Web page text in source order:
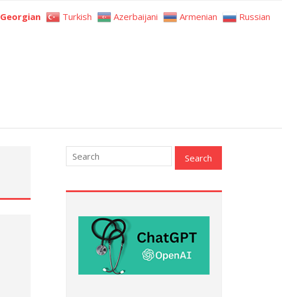
Georgian Turkish Azerbaijani Armenian Russian